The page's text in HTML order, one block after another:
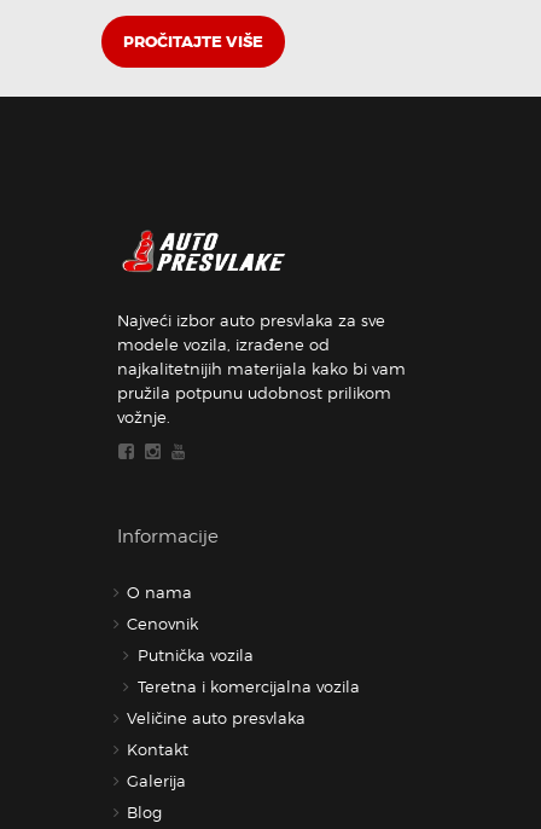
PROČITAJTE VIŠE
Najveći izbor auto presvlaka za sve
modele vozila, izrađene od
najkalitetnijih materijala kako bi vam
pružila potpunu udobnost prilikom
vožnje.
Informacije
O nama
Cenovnik
Putnička vozila
Teretna i komercijalna vozila
Veličine auto presvlaka
Kontakt
Galerija
Blog